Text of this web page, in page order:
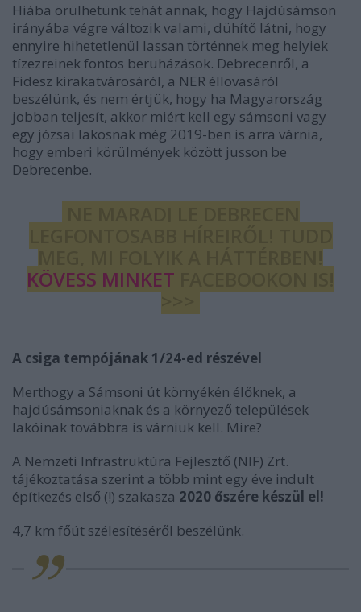
Hiába örülhetünk tehát annak, hogy Hajdúsámson
irányába végre változik valami, dühítő látni, hogy
ennyire hihetetlenül lassan történnek meg helyiek
tízezreinek fontos beruházások. Debrecenről, a
Fidesz kirakatvárosáról, a NER éllovasáról
beszélünk, és nem értjük, hogy ha Magyarország
jobban teljesít, akkor miért kell egy sámsoni vagy
egy józsai lakosnak még 2019-ben is arra várnia,
hogy emberi körülmények között jusson be
Debrecenbe.
KÖVESS MINKET
A csiga tempójának 1/24-ed részével
Merthogy a Sámsoni út környékén élőknek, a
hajdúsámsoniaknak és a környező települések
lakóinak továbbra is várniuk kell. Mire?
A Nemzeti Infrastruktúra Fejlesztő (NIF) Zrt.
tájékoztatása szerint a több mint egy éve indult
építkezés első (!) szakasza 2020 őszére készül el!
4,7 km főút szélesítéséről beszélünk.